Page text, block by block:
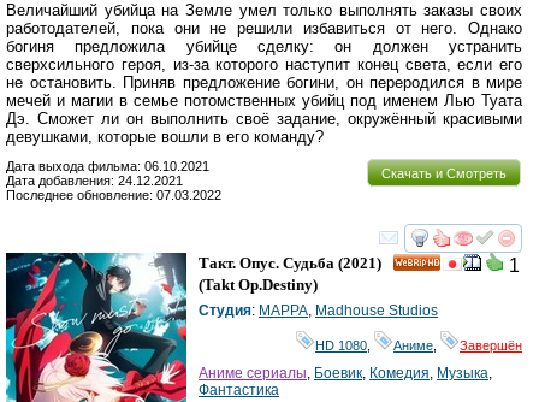
Величайший убийца на Земле умел только выполнять заказы своих
работодателей, пока они не решили избавиться от него. Однако
богиня предложила убийце сделку: он должен устранить
сверхсильного героя, из-за которого наступит конец света, если его
не остановить. Приняв предложение богини, он переродился в мире
мечей и магии в семье потомственных убийц под именем Лью Туата
Дэ. Сможет ли он выполнить своё задание, окружённый красивыми
девушками, которые вошли в его команду?
Скачать и Смотреть
Дата выхода фильма: 06.10.2021
Дата добавления: 24.12.2021
Последнее обновление: 07.03.2022
смотреть
1
Такт. Опус. Судьба (2021)
(Takt Op.Destiny)
Студия: MAPPA, Madhouse Studios
HD 1080 Аниме Завершён
Аниме сериалы, Боевик, Комедия, Музыка,
Фантастика